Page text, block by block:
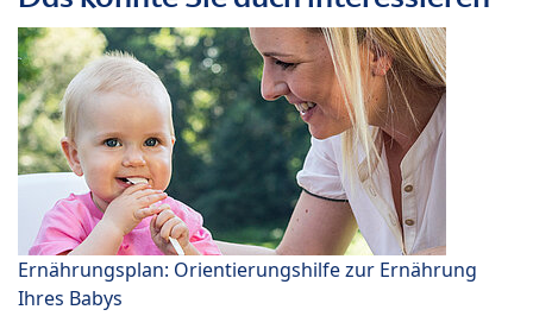
Ernährungsplan: Orientierungshilfe zur Ernährung
Ihres Babys